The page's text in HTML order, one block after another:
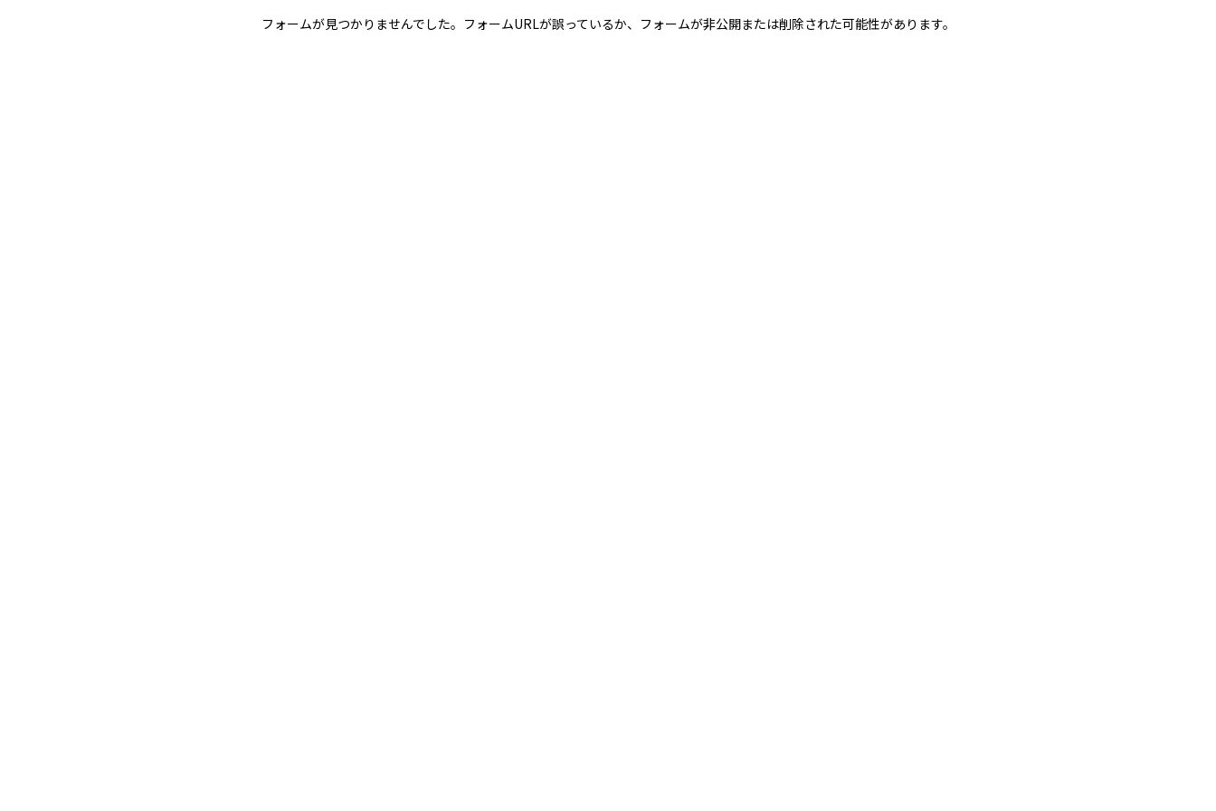
フォームが見つかりませんでした。フォームURLが誤っているか、フォームが非公開または削除された可能性があります。